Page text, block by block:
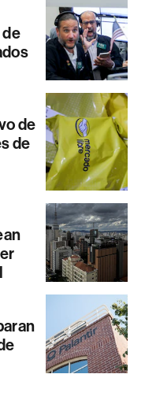
de
de